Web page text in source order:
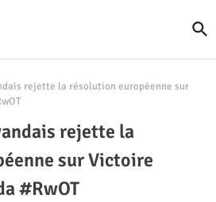
rejette la résolution européenne sur
rejette la
sur Victoire
#RwOT